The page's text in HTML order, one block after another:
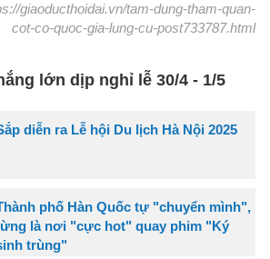
giaoducthoidai.vn/tam-dung-tham-quan-
cot-co-quoc-gia-lung-cu-post733787.html
lớn dịp nghỉ lễ 30/4 - 1/5
diễn ra Lễ hội Du lịch Hà Nội 2025
phố Hàn Quốc tự "chuyển mình",
là nơi "cực hot" quay phim "Ký
trùng"